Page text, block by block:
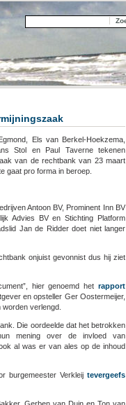
Els van Berkel-Hoekzema,
Stol en Paul Taverne tekenen
van de rechtbank van 23 maart
gaat pro forma in beroep.
Antoon BV, Prominent Inn BV
Advies BV en Stichting Platform
Jan de Ridder doet niet langer
onjuist gevonnist dus hij ziet
hier genoemd het rapport
en opsteller Ger Oostermeijer,
verlengd.
Die oordeelde dat het betrokken
mening over de invloed van
al was er van ales op de inhoud
burgemeester Verkleijtevergeefs